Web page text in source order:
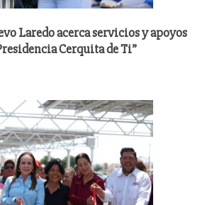
Laredo acerca servicios y apoyos
Cerquita de Ti”